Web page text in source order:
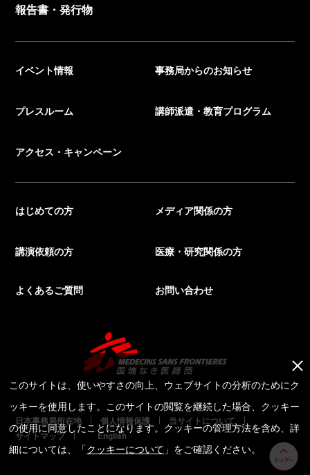
報告書・発行物
イベント情報 事務局からのお知らせ
プレスルーム 講師派遣・教育プログラム
アクセス・キャンペーン
はじめての方 メディア関係の方
講演依頼の方 医療・研究関係の方
よくあるご質問 お問い合わせ
日本事務局所在地 個人情報保護
当サイトについて
サイトマップ
English
トップへ
このサイトは、使いやすさの向上、ウェブサイトの分析のためにク
ッキーを使用します。このサイトの閲覧を継続した場合、クッキー
の使用に同意したことになります。クッキーの管理方法を含め、詳
細については、「クッキーについて 」をご確認ください。